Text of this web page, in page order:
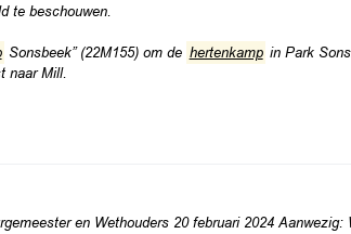
te beschouwen.
Sonsbeek” (22M155) om de hertenkamp in Park
naar Mill.
en Wethouders 20 februari 2024